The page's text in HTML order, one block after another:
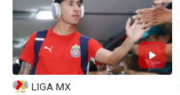
LIGA DE EXPANSIÓN MX
LEAGUES CUP
UEFA EUROPA LEAGUE
UEFA CONFERENCE LEAGUE
MLS
CHIEFS
RAIDERS
CHARGERS
BULLS
CAVALIERS
PISTONS
LIGA MX